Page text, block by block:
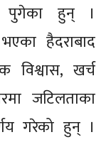
पुगेका हुन् ।
हैदराबाद
विश्वास, खर्च
जटिलताका
गरेको हुन् ।